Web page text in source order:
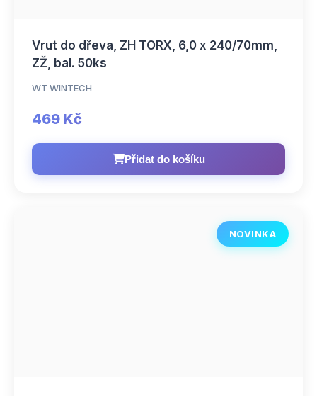
Vrut do dřeva, ZH TORX, 6,0 x 240/70mm,
ZŽ, bal. 50ks
WT WINTECH
469 Kč
Přidat do košíku
NOVINKA